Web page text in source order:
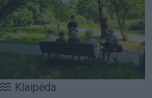
Klaipėda